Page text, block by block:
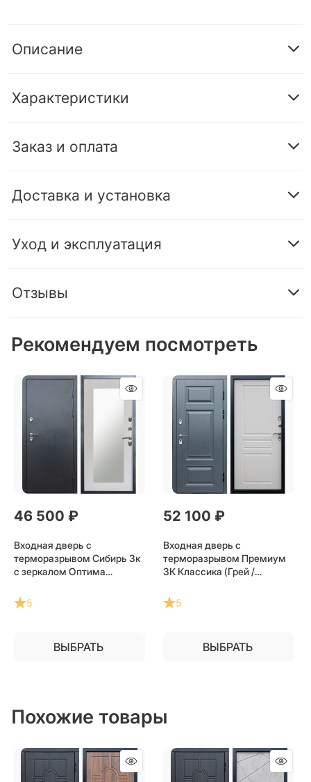
Описание
Характеристики
Заказ и оплата
Доставка и установка
Уход и эксплуатация
Отзывы
Рекомендуем посмотреть
46 500 ₽
Входная дверь с
терморазрывом Сибирь 3к
с зеркалом Оптима
беж) для частного
загородного дома и дачи
5
ВЫБРАТЬ
52 100 ₽
Входная дверь с
терморазрывом Премиум
3К Классика (Грей /
загородного дома и дачи
5
ВЫБРАТЬ
Похожие товары